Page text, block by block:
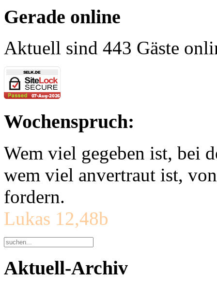
Gerade online
Aktuell sind 443 Gäste
Wochenspruch:
Wem viel gegeben ist, bei
wem viel anvertraut ist,
fordern.
Lukas 12,48b
Aktuell-Archiv